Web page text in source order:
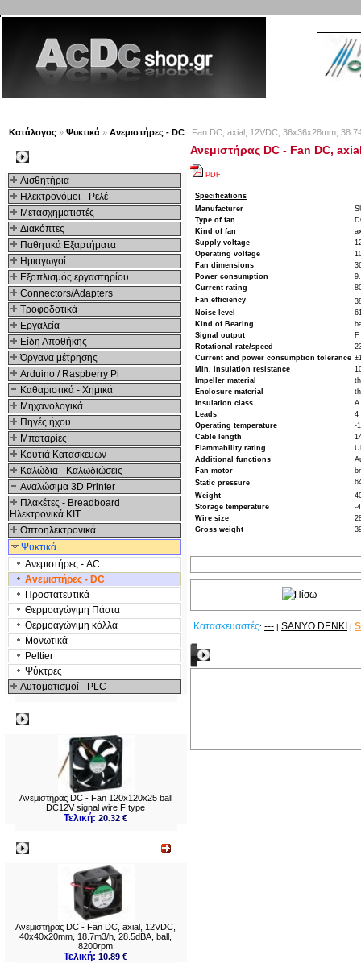
Κατάλογος » Ψυκτικά » Ανεμιστήρες - DC : Fan DC, axial, 12VDC, 36x36x28mm,
Αισθητήρια
Ηλεκτρονόμοι - Ρελέ
Μετασχηματιστές
Διακόπτες
Παθητικά Εξαρτήματα
Hμιαγωγοί
Εξοπλισμός εργαστηρίου
Connectors/Adapters
Τροφοδοτικά
Εργαλεία
Είδη Αποθήκης
Όργανα μέτρησης
Arduino / Raspberry Pi
Καθαριστικά - Χημικά
Μηχανολογικά
Πηγές ήχου
Μπαταρίες
Κουτιά Κατασκευών
Καλώδια - Καλωδιώσεις
Αναλώσιμα 3D Printer
Πλακέτες - Breadboard
Ηλεκτρονικά ΚΙΤ
Οπτοηλεκτρονικά
Ψυκτικά
Ανεμιστήρες - AC
Ανεμιστήρες - DC
Προστατευτικά
Θερμοαγώγιμη Πάστα
Θερμοαγώγιμη κόλλα
Μονωτικά
Peltier
Ψύκτρες
Αυτοματισμοί - PLC
Ανεμιστήρας DC - Fan 120x120x25 ball
DC12V signal wire F type
Τελική:20.32 €
Ανεμιστήρας DC - Fan DC, axial, 12VDC,
40x40x20mm, 18.7m3/h, 28.5dBA, ball,
8200rpm
Τελική:10.89 €
Ανεμιστήρας DC - Fan DC,
PDF
Specifications
Manufacturer
Type of fan
Kind of fan
Supply voltage
Operating voltage
Fan dimensions
Power consumption
Current rating
Fan efficiency
Noise level
Kind of Bearing
Signal output
Rotational rate/speed
Current and power consumption tolerance
Min. insulation resistance
Impeller material
Enclosure material
Insulation class
A
Leads
4
Operating temperature
-
Cable length
Flammability rating
Additional functions
Fan motor
Static pressure
Weight
Storage temperature
-
Wire size
Gross weight
Κατασκευαστές: --- | SANYO DENKI |